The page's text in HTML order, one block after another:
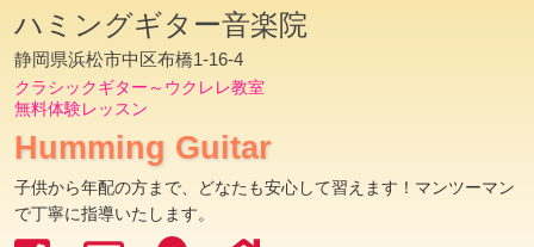
ハミングギター音楽院
静岡県浜松市中区布橋1-16-4
クラシックギター～ウクレレ教室
無料体験レッスン
Humming Guitar
子供から年配の方まで、どなたも安心して習えます！マンツーマン
で丁寧に指導いたします。